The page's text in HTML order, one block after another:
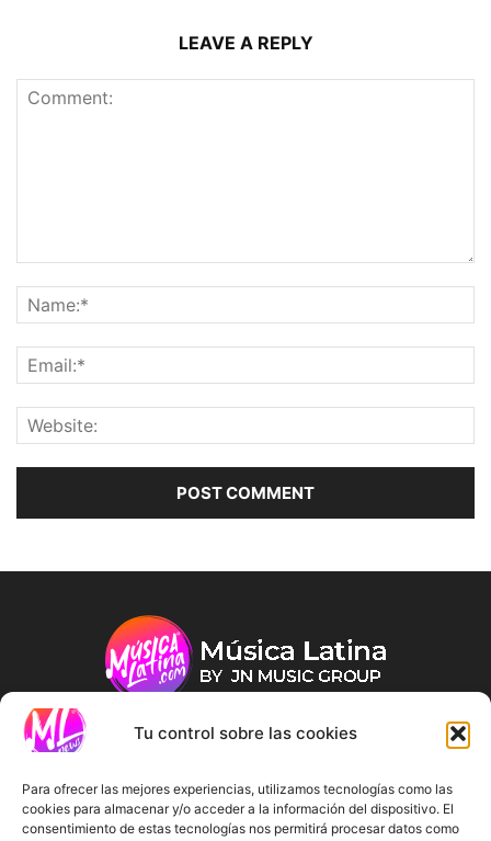
Tu control sobre las cookies
Para ofrecer las mejores experiencias, utilizamos tecnologías como las
cookies para almacenar y/o acceder a la información del dispositivo. El
consentimiento de estas tecnologías nos permitirá procesar datos como
LEAVE A REPLY
FOLLOW US